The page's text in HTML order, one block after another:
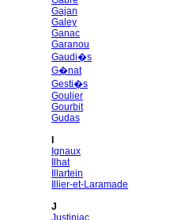
Gajan
Galey
Ganac
Garanou
Gaudi�s
G�nat
Gesti�s
Goulier
Gourbit
Gudas
Ignaux
Ilhat
Illartein
Illier-et-Laramade
J
Justiniac